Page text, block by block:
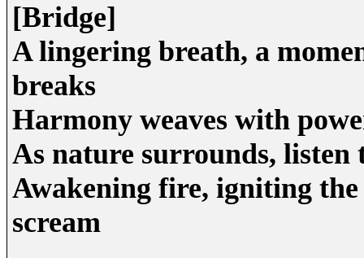
[Bridge]
A lingering breath, a
breaks
Harmony weaves with
As nature surrounds,
Awakening fire, igniting
scream